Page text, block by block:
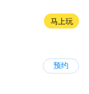
马上玩
预约